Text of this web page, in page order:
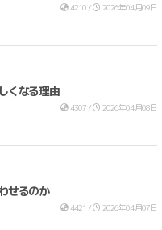
4210 / 2026年04月09日
くなる理由
4307 / 2026年04月08日
せるのか
4421 / 2026年04月07日